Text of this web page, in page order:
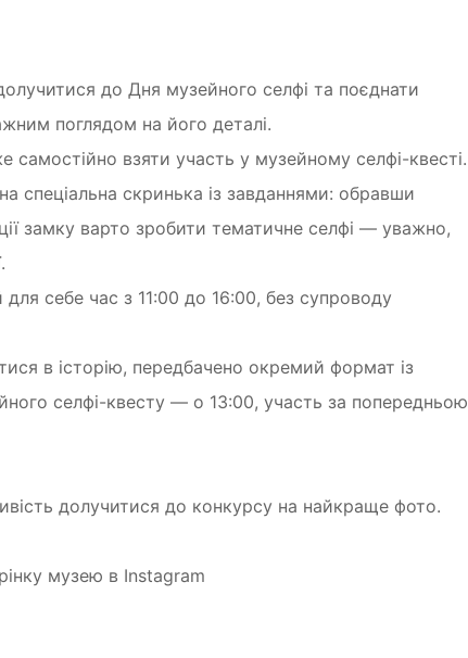
до Дня музейного селфі та поєднати
поглядом на його деталі.
взяти участь у музейному селфі-квесті.
спеціальна скринька із завданнями: обравши
замку варто зробити тематичне селфі — уважно,
себе час з 11:00 до 16:00, без супроводу
в історію, передбачено окремий формат із
селфі-квесту — о 13:00, участь за попередньою
долучитися до конкурсу на найкраще фото.
музею в Instagram